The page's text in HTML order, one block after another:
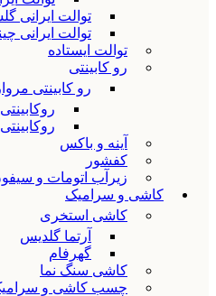
توالت ایرانی
توالت ایرانی
توالت ایستاده
رو کابینتی
رو کابینتی
آینه و باکس
کفشور
زیرآب اتومات و
کاشی و سرامیک
کاشی استخری
آرتما گلدیس
گهرفام
کاشی سنگ نما
چسب کاشی و